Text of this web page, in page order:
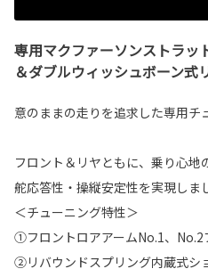
専用マクファーソンストラッ
＆ダブルウィッシュボーン式
意のままの走りを追求した専用チ
フロント＆リヤともに、乗り心
舵応答性・操縦安定性を実現しま
＜チューニング特性＞
①フロントロアアームNo.1、No.2
②リバウンドスプリング内蔵式シ